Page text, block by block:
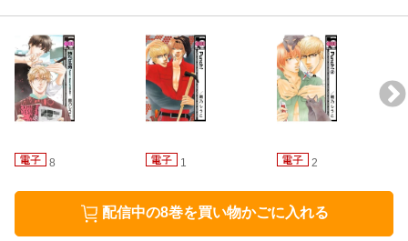
8 1 2
配信中の8巻を買い物かごに入れる